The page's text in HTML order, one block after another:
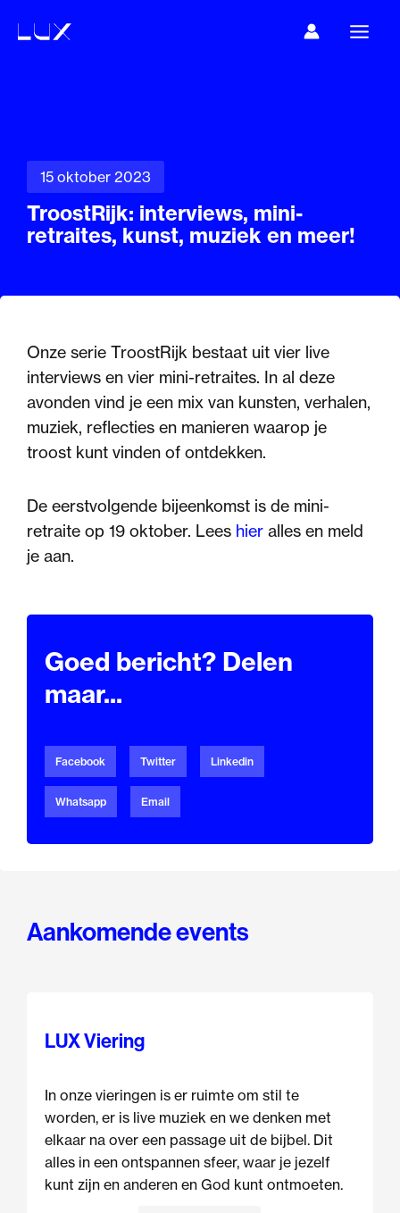
naar
15 oktober 2023
TroostRijk: interviews, mini-
retraites, kunst, muziek en meer!
Onze serie TroostRijk bestaat uit vier live
interviews en vier mini-retraites. In al deze
avonden vind je een mix van kunsten, verhalen,
muziek, reflecties en manieren waarop je
troost kunt vinden of ontdekken.
De eerstvolgende bijeenkomst is de mini-
retraite op 19 oktober. Lees hier alles en meld
je aan.
Goed bericht? Delen
maar...
Facebook Twitter Linkedin
Whatsapp Email
Aankomende events
LUX Viering
In onze vieringen is er ruimte om stil te
worden, er is live muziek en we denken met
elkaar na over een passage uit de bijbel. Dit
alles in een ontspannen sfeer, waar je jezelf
kunt zijn en anderen en God kunt ontmoeten.